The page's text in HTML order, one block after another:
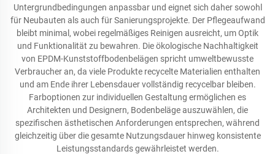
Untergrundbedingungen anpassbar und eignet sich daher sowohl
für Neubauten als auch für Sanierungsprojekte. Der Pflegeaufwand
bleibt minimal, wobei regelmäßiges Reinigen ausreicht, um Optik
und Funktionalität zu bewahren. Die ökologische Nachhaltigkeit
von EPDM-Kunststoffbodenbelägen spricht umweltbewusste
Verbraucher an, da viele Produkte recycelte Materialien enthalten
und am Ende ihrer Lebensdauer vollständig recycelbar bleiben.
Farboptionen zur individuellen Gestaltung ermöglichen es
Architekten und Designern, Bodenbeläge auszuwählen, die
spezifischen ästhetischen Anforderungen entsprechen, während
gleichzeitig über die gesamte Nutzungsdauer hinweg konsistente
Leistungsstandards gewährleistet werden.